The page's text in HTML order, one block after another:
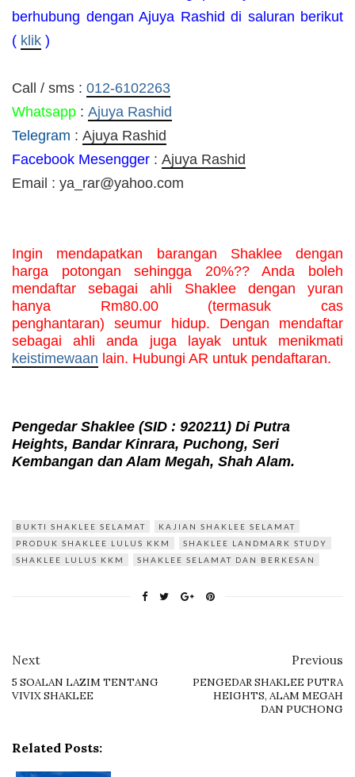
berhubung dengan Ajuya Rashid di saluran berikut
( klik )
Call / sms : 012-6102263
Whatsapp : Ajuya Rashid
Telegram : Ajuya Rashid
Facebook Mesengger : Ajuya Rashid
Email : ya_rar@yahoo.com
Ingin mendapatkan barangan Shaklee dengan
harga potongan sehingga 20%?? Anda boleh
mendaftar sebagai ahli Shaklee dengan yuran
hanya Rm80.00 (termasuk cas
penghantaran) seumur hidup. Dengan mendaftar
keistimewaan lain. Hubungi AR untuk pendaftaran.
Pengedar Shaklee (SID : 920211) Di Putra
Heights, Bandar Kinrara, Puchong, Seri
Kembangan dan Alam Megah, Shah Alam.
BUKTI SHAKLEE SELAMAT
KAJIAN SHAKLEE SELAMAT
PRODUK SHAKLEE LULUS KKM
SHAKLEE LANDMARK STUDY
SHAKLEE LULUS KKM
SHAKLEE SELAMAT DAN BERKESAN
Next
5 SOALAN LAZIM TENTANG
VIVIX SHAKLEE
Previous
PENGEDAR SHAKLEE PUTRA
HEIGHTS, ALAM MEGAH
DAN PUCHONG
Related Posts: